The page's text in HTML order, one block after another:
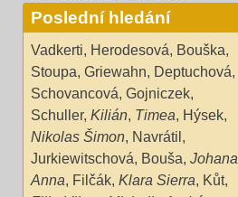
Poslední hledání
Vadkerti, Herodesová, Bouška,
Stoupa, Griewahn, Deptuchová,
Schovancová, Gojniczek,
Schuller, Kilián, Timea, Hýsek,
Nikolas Šimon, Navrátil ,
Jurkiewitschová, Bouša, Johana
Anna, Filčák, Klara Sierra, Kůt,